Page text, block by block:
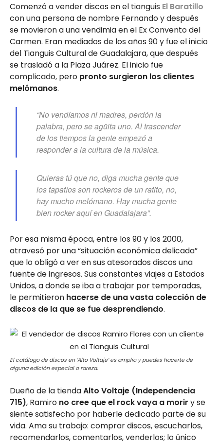
Comenzó a vender discos en el tianguis El Baratillo
con una persona de nombre Fernando y después
se movieron a una vendimia en el Ex Convento del
Carmen. Eran mediados de los años 90 y fue el inicio
del Tianguis Cultural de Guadalajara, que después
se trasladó a la Plaza Juárez. El inicio fue
complicado, pero pronto surgieron los clientes
melómanos.
“No vendíamos ni madres, perdón la
palabra, pero se agüita uno. Al trascender
de los tiempos la gente empezó a
responder a la cultura de la música.
Quieras tú que no, diga mucha gente que
los tapatíos son rockeros de un ratito, no,
hay mucho melómano. Hay mucha gente
bienrockeraquí en Guadalajara”.
Por esa misma época, entre los 90 y los 2000,
atravesó por una “situación económica delicada”
que lo obligó a ver en sus atesorados discos una
fuente de ingresos. Sus constantes viajes a Estados
Unidos, a donde se iba a trabajar por temporadas,
le permitieron hacerse de una vasta colección de
discos de la que se fue desprendiendo.
El catálogo de discos en ‘Alto Voltaje’ es amplio y puedes hacerte de
alguna edición especial o rareza.
Dueño de la tiendaAlto Voltaje (Independencia
715), Ramiro no cree que el rock vaya a morir y se
siente satisfecho por haberle dedicado parte de su
vida. Ama su trabajo: comprar discos, escucharlos,
recomendarlos, comentarlos, venderlos; lo único